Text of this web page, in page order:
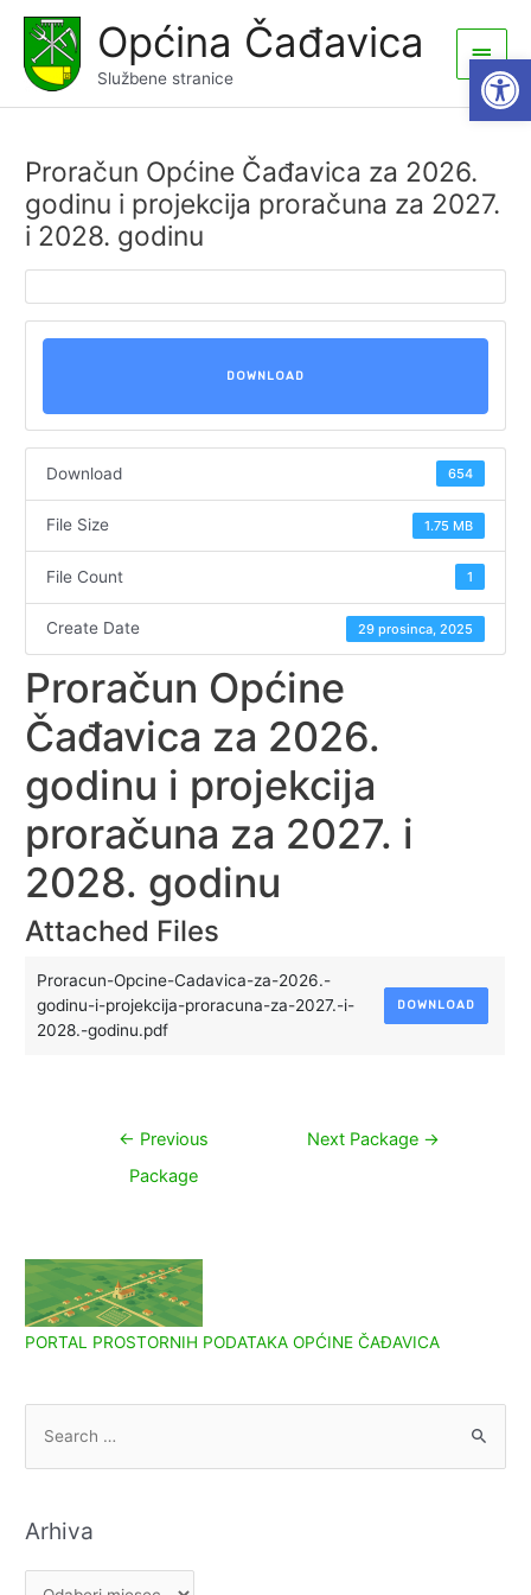
content
Općina Čađavica
Službene stranice
Main
Menu
Proračun Općine Čađavica za 2026.
godinu i projekcija proračuna za 2027.
i 2028. godinu
DOWNLOAD
Download 654
File Size 1.75 MB
File Count 1
Create Date 29 prosinca, 2025
Proračun Općine
Čađavica za 2026.
godinu i projekcija
proračuna za 2027. i
2028. godinu
Attached Files
Proracun-Opcine-Cadavica-za-2026.-
godinu-i-projekcija-proracuna-za-2027.-i-
2028.-godinu.pdf
DOWNLOAD
Navigacija
← Previous
Package
Next Package →
PORTAL PROSTORNIH PODATAKA OPĆINE ČAĐAVICA
Arhiva